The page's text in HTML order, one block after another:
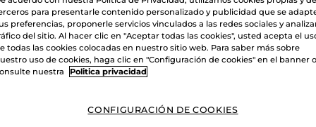
Crema
Noche &
De Noche
75 ml
(904)
Micro-Sérum
Luminosidad
Absoluta
Frasco 30 ml
(728)
Tubo
para presentarle contenido personalizado y publicidad que se
preferencias, proponerle servicios vinculados a las redes sociales y
del sitio. Al hacer clic en "Aceptar todas las cookies", usted acepta el
todas las cookies colocadas en nuestro sitio web. Para saber más sobre
uso de cookies, haga clic en "Configuración de cookies" en el banner
nuestra
Politica privacidad
CONFIGURACIÓN DE COOKIES